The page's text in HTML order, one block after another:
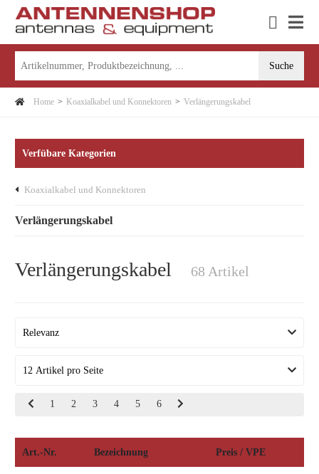
Home Koaxialkabel und Konnektoren Verlängerungskabel
Verfübare Kategorien
Koaxialkabel und Konnektoren
Verlängerungskabel
Verlängerungskabel 68 Artikel
1 2 3 4 5 6
Art.-Nr. Bezeichnung Preis / VPE